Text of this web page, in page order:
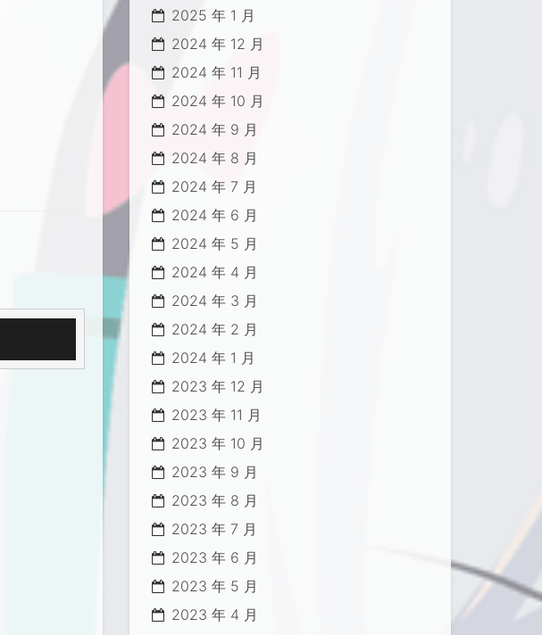
2025 年 1 月
2024 年 12 月
2024 年 11 月
2024 年 10 月
2024 年 9 月
2024 年 8 月
2024 年 7 月
2024 年 6 月
2024 年 5 月
2024 年 4 月
2024 年 3 月
2024 年 2 月
2024 年 1 月
2023 年 12 月
2023 年 11 月
2023 年 10 月
2023 年 9 月
2023 年 8 月
2023 年 7 月
2023 年 6 月
2023 年 5 月
2023 年 4 月